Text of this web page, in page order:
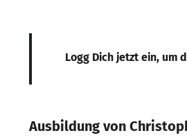
Logg Dich jetzt ein, um
Ausbildung von